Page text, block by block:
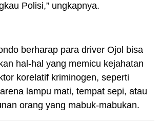
Polisi,” ungkapnya.
berharap para driver Ojol bisa
hal-hal yang memicu kejahatan
korelatif kriminogen, seperti
lampu mati, tempat sepi, atau
orang yang mabuk-mabukan.